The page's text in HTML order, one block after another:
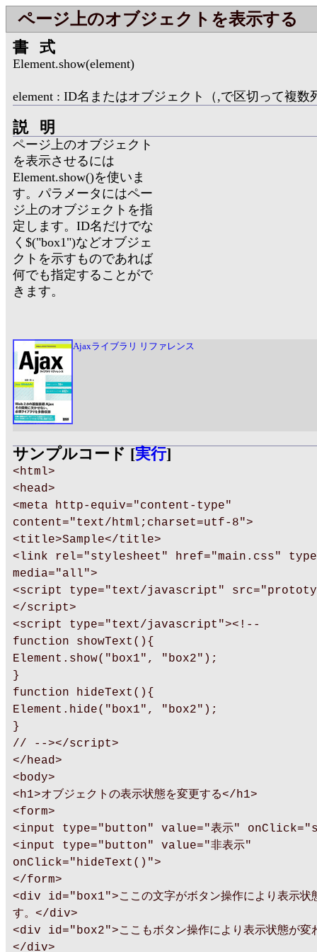
ページ上のオブジェクトを表示する
書式
Element.show(element)
element : ID名またはオブジェクト（,で区切って複数
説明
ページ上のオブジェクト
を表示させるには
Element.show()を使いま
す。パラメータにはペー
ジ上のオブジェクトを指
定します。ID名だけでな
く$("box1")などオブジェ
クトを示すものであれば
何でも指定することがで
きます。
Ajaxライブラリ リファレンス
サンプルコード [実行]
<html>
<head>
<meta http-equiv="content-type"
content="text/html;charset=utf-8">
<title>Sample</title>
<link rel="stylesheet" href="main.css"
media="all">
<script type="text/javascript"
</script>
<script type="text/javascript"><!--
function showText(){
Element.show("box1", "box2");
}
function hideText(){
Element.hide("box1", "box2");
}
// --></script>
</head>
<body>
<h1>オブジェクトの表示状態を変更する</h1>
<form>
<input type="button" value="表示"
<input type="button" value="非表示"
onClick="hideText()">
</form>
<div id="box1">ここの文字がボタン操作により表示状
す。</div>
<div id="box2">ここもボタン操作により表示状態が変
</div>